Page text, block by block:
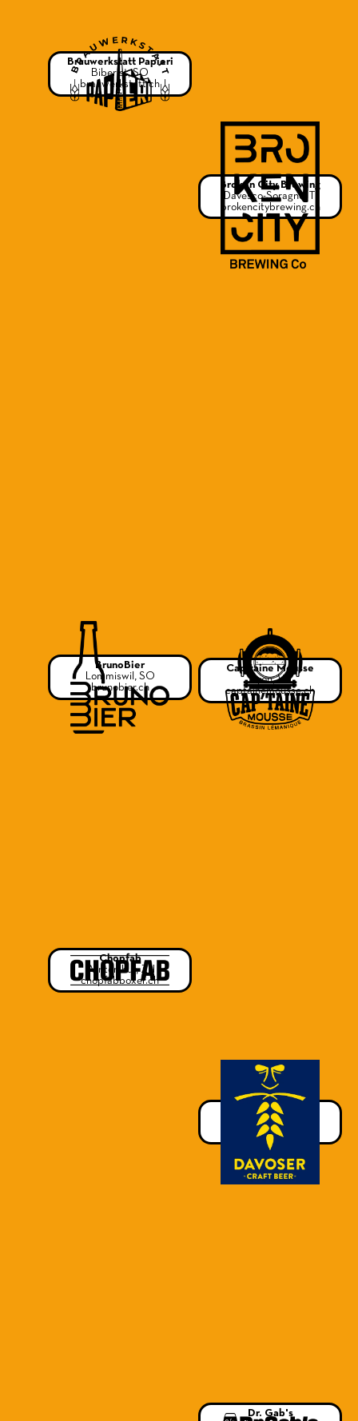
Brauwerkstatt Papieri
Biberist, SO
brauwerkstatt.ch
Broken City Brewing
Davesco-Soragno, TI
brokencitybrewing.ch
BrunoBier
Lommiswil, SO
brunobier.ch
Cap'taine Mousse
Nyon, VD
captainemousse.ch
Chopfab
Winterthur, ZH
chopfabboxer.ch
Davoser Craft Beer
Davos, GR
davosercraftbeer.ch
Dr. Gab's